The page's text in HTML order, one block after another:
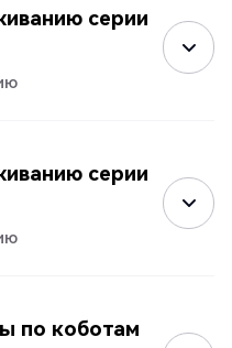
серии
серии
по коботам